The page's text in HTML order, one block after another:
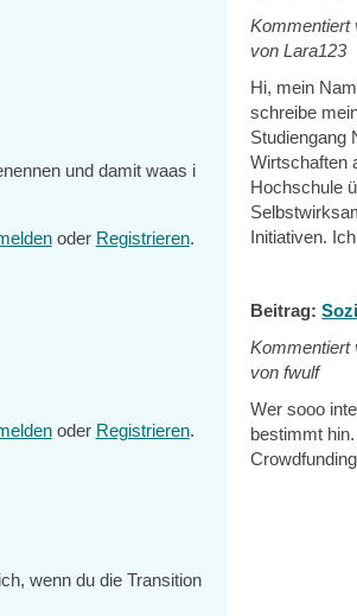
und damit waas i
oder Registrieren.
oder Registrieren.
wenn du die Transition
von Lara123
Hi, mein
schreibe
Studiengang
Wirtschaften
Hochschule
Initiativen.
Beitrag:
von fwulf
Wer sooo
bestimmt